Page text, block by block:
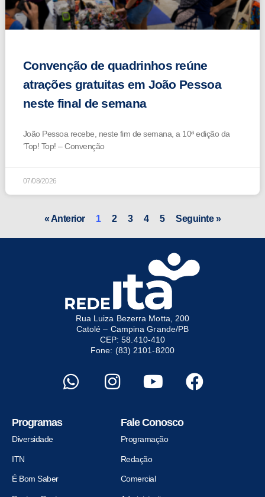
Convenção de quadrinhos reúne
atrações gratuitas em João Pessoa
neste final de semana
João Pessoa recebe, neste fim de semana, a 10ª edição da
‘Top! Top! – Convenção
07/08/2026
« Anterior 1 2 3 4 5 Seguinte »
Rua Luiza Bezerra Motta, 200
Catolé – Campina Grande/PB
CEP: 58.410-410
Fone: (83) 2101-8200
Programas
Diversidade
ITN
É Bom Saber
Fale Conosco
Programação
Redação
Comercial